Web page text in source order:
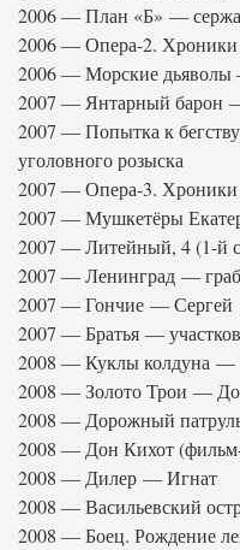
2006 — План «Б» —
2006 — Опера-2.
2006 — Морские
2007 — Янтарный барон
2007 — Попытка к
уголовного розыска
2007 — Опера-3.
2007 — Мушкетёры
2007 — Литейный, 4 (1-
2007 — Ленинград —
2007 — Гончие — Сергей
2007 — Братья —
2008 — Куклы колдуна
2008 — Золото Трои —
2008 — Дорожный
2008 — Дон Кихот
2008 — Дилер — Игнат
2008 — Васильевский
2008 — Боец. Рождение